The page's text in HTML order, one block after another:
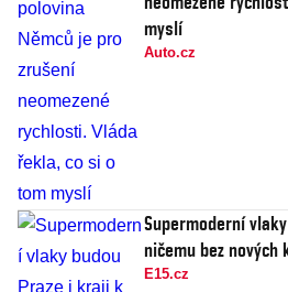
myslí
Auto.cz
Supermoderní
ničemu bez
E15.cz